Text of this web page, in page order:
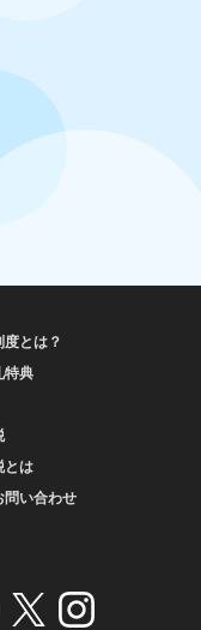
とは？
特典
とは
問い合わせ